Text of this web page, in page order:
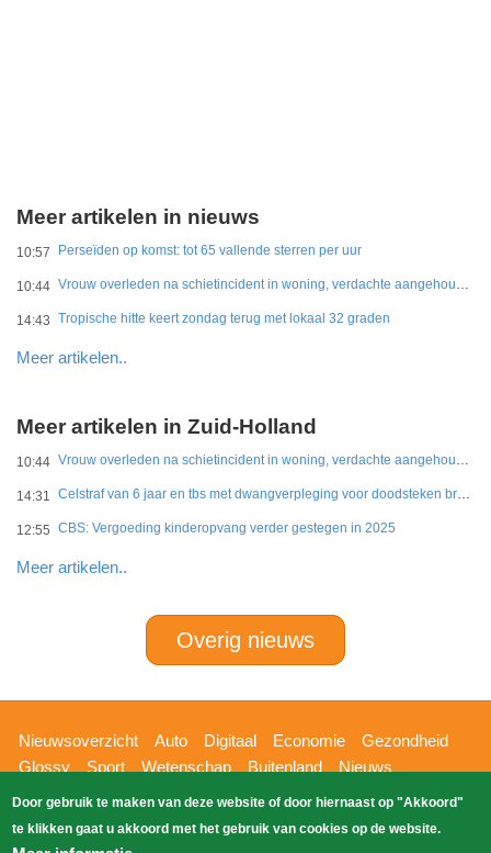
Meer artikelen in nieuws
10:57 Perseïden op komst: tot 65 vallende sterren per uur
10:44 Vrouw overleden na schietincident in woning, verdachte aangehouden
14:43 Tropische hitte keert zondag terug met lokaal 32 graden
Meer artikelen..
Meer artikelen in Zuid-Holland
10:44 Vrouw overleden na schietincident in woning, verdachte aangehouden
14:31 Celstraf van 6 jaar en tbs met dwangverpleging voor doodsteken broer in Gouda
12:55 CBS: Vergoeding kinderopvang verder gestegen in 2025
Meer artikelen..
Overig nieuws
Hoofdnavigatie
Nieuwsoverzicht Auto Digitaal Economie
Gezondheid
Glossy
Sport Wetenschap Buitenland
Nieuws
Bizzpress
Blik op 112 Provincies
Weekoverzicht
Zoeken
Copyright Blik Op Nieuws 2026gehost
Door gebruik te maken van deze website of door hiernaast op "Akkoord"
te klikken gaat u akkoord met het gebruik van cookies op de website.